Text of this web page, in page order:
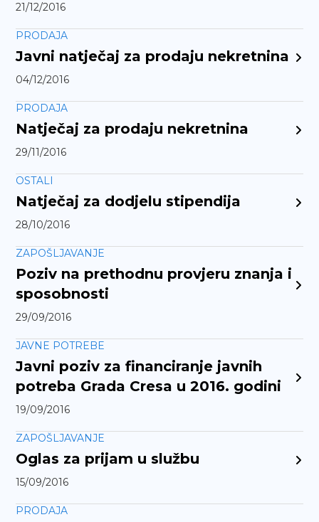
21/12/2016
PRODAJA
Javni natječaj za prodaju nekretnina
04/12/2016
PRODAJA
Natječaj za prodaju nekretnina
29/11/2016
OSTALI
Natječaj za dodjelu stipendija
28/10/2016
ZAPOŠLJAVANJE
Poziv na prethodnu provjeru znanja i
sposobnosti
29/09/2016
JAVNE POTREBE
Javni poziv za financiranje javnih
potreba Grada Cresa u 2016. godini
19/09/2016
ZAPOŠLJAVANJE
Oglas za prijam u službu
15/09/2016
PRODAJA